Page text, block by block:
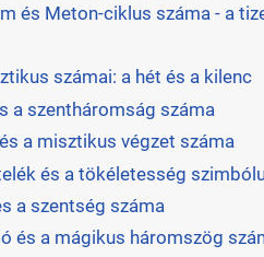
és Meton-ciklus száma - a
számai: a hét és a kilenc
a szentháromság száma
a misztikus végzet száma
és a tökéletesség
a szentség száma
és a mágikus háromszög